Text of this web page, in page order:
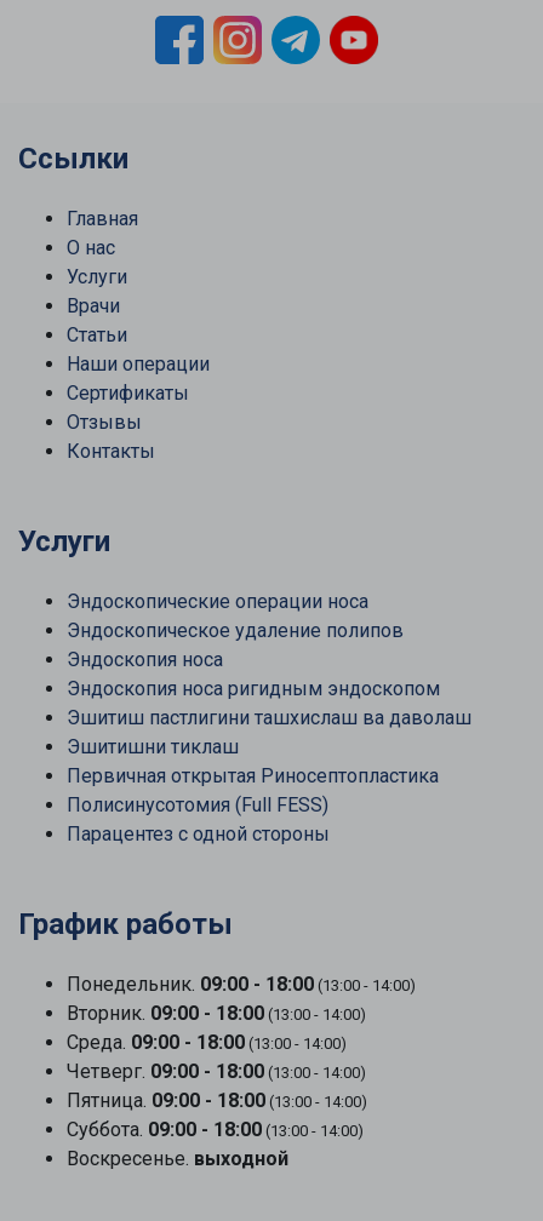
Ссылки
Главная
О нас
Услуги
Врачи
Статьи
Наши операции
Сертификаты
Отзывы
Контакты
Услуги
Эндоскопические операции носа
Эндоскопическое удаление полипов
Эндоскопия носа
Эндоскопия носа ригидным эндоскопом
Эшитиш пастлигини ташхислаш ва даволаш
Эшитишни тиклаш
Первичная открытая Риносептопластика
Полисинусотомия (Full FESS)
Парацентез с одной стороны
График работы
Понедельник. 09:00 - 18:00 (13:00 - 14:00)
Вторник. 09:00 - 18:00 (13:00 - 14:00)
Среда. 09:00 - 18:00 (13:00 - 14:00)
Четверг. 09:00 - 18:00 (13:00 - 14:00)
Пятница. 09:00 - 18:00 (13:00 - 14:00)
Суббота. 09:00 - 18:00 (13:00 - 14:00)
Воскресенье. выходной